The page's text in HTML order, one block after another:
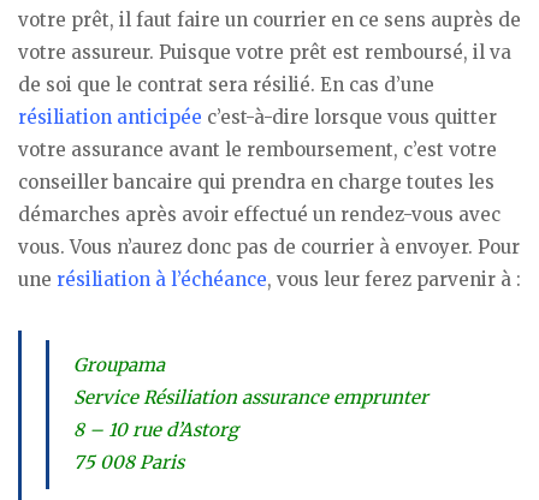
votre prêt, il faut faire un courrier en ce sens auprès de
votre assureur. Puisque votre prêt est remboursé, il va
de soi que le contrat sera résilié. En cas d’une
résiliation anticipée c’est-à-dire lorsque vous quitter
votre assurance avant le remboursement, c’est votre
conseiller bancaire qui prendra en charge toutes les
démarches après avoir effectué un rendez-vous avec
vous. Vous n’aurez donc pas de courrier à envoyer. Pour
une résiliation à l’échéance, vous leur ferez parvenir à :
Groupama
Service Résiliation assurance emprunter
8 – 10 rue d’Astorg
75 008 Paris